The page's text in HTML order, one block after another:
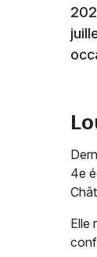
4e
Elle